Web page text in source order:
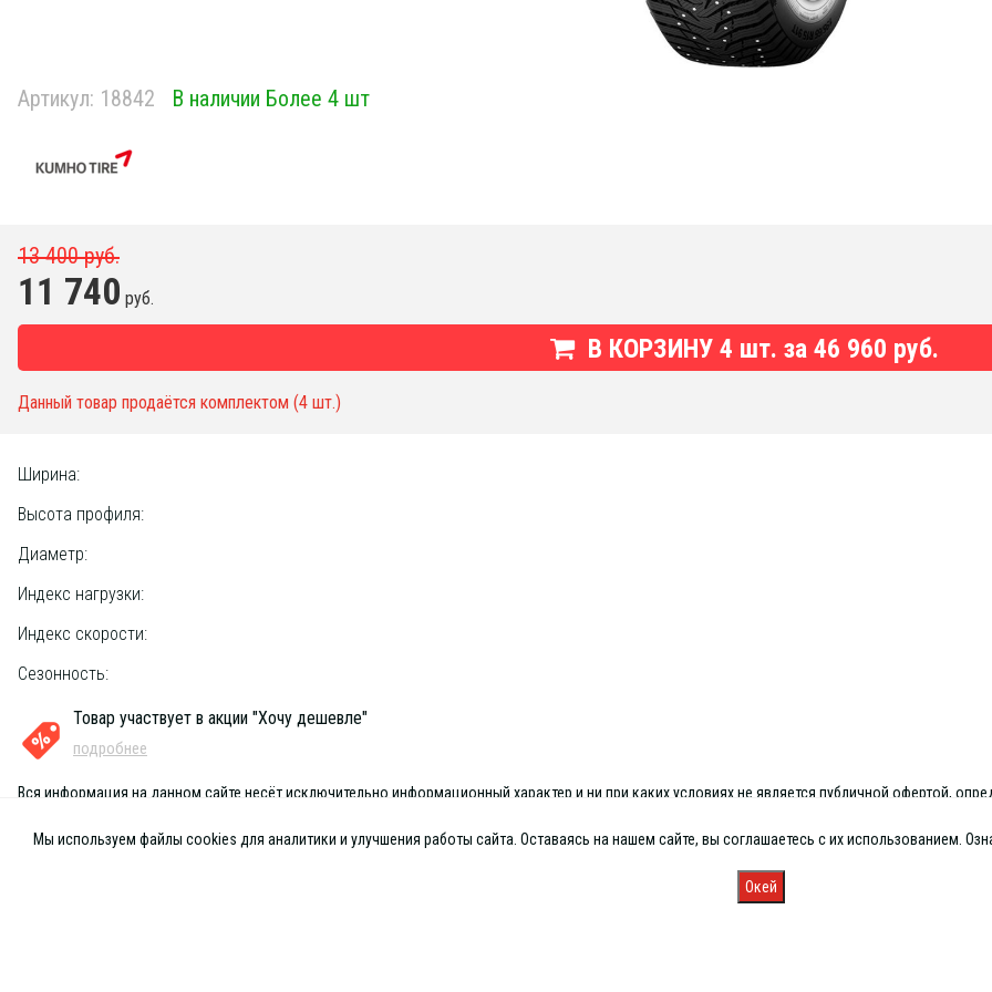
Артикул: 18842 В наличии Более 4 шт
13 400 руб.
11 740 руб.
В КОРЗИНУ 4 шт. за 46 960 руб.
Данный товар продаётся комплектом (4 шт.)
Ширина:
Высота профиля:
Диаметр:
Индекс нагрузки:
Индекс скорости:
Сезонность:
Товар участвует в акции "Хочу дешевле"
подробнее
Вся информация на данном сайте несёт исключительно информационный характер и ни при каких условиях не является публичной офертой,
Запись
Мы используем файлы cookies для аналитики и улучшения работы сайта. Оставаясь на нашем сайте, вы соглашаетесь с их использованием.
Окей